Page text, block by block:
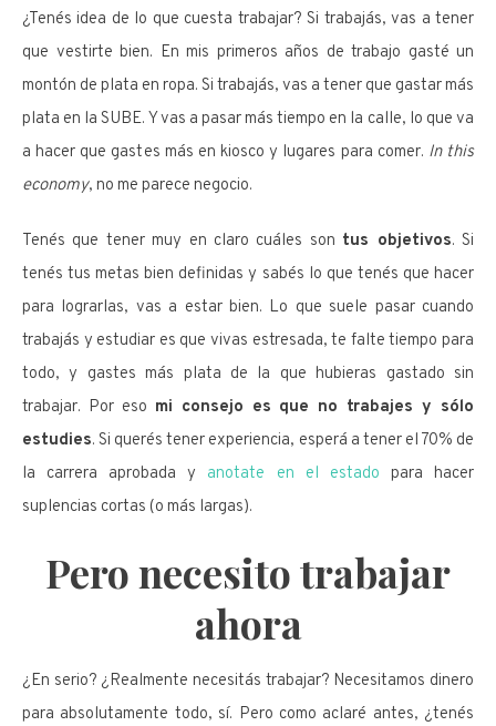
¿Tenés idea de lo que cuesta trabajar? Si trabajás, vas a tener
que vestirte bien. En mis primeros años de trabajo gasté un
montón de plata en ropa. Si trabajás, vas a tener que gastar más
plata en la SUBE. Y vas a pasar más tiempo en la calle, lo que va
a hacer que gastes más en kiosco y lugares para comer. In this
economy, no me parece negocio.
Tenés que tener muy en claro cuáles son tus objetivos. Si
tenés tus metas bien definidas y sabés lo que tenés que hacer
para lograrlas, vas a estar bien. Lo que suele pasar cuando
trabajás y estudiar es que vivas estresada, te falte tiempo para
todo, y gastes más plata de la que hubieras gastado sin
trabajar. Por eso mi consejo es que no trabajes y sólo
estudies. Si querés tener experiencia, esperá a tener el 70% de
la carrera aprobada y anotate en el estado para hacer
suplencias cortas (o más largas).
Pero necesito trabajar
ahora
¿En serio? ¿Realmente necesitás trabajar? Necesitamos dinero
para absolutamente todo, sí. Pero como aclaré antes, ¿tenés